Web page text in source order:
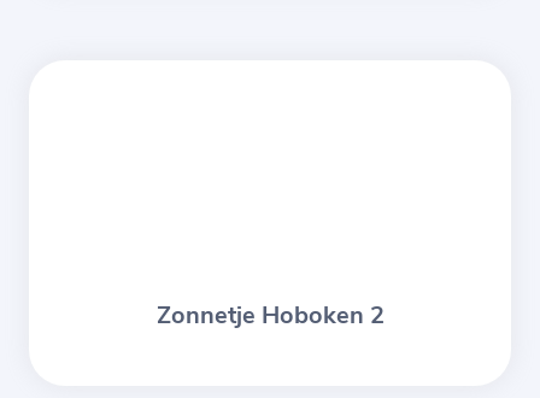
Zonnetje Hoboken 2